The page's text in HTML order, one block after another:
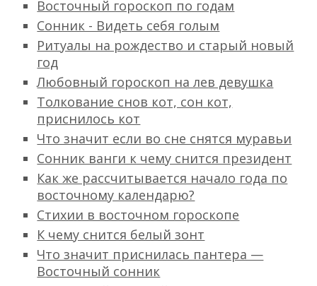
Восточный гороскоп по годам
Сонник - Видеть себя голым
Ритуалы на рождество и старый новый
год
Любовный гороскоп на лев девушка
Толкование снов кот, сон кот,
приснилось кот
Что значит если во сне снятся муравьи
Сонник ванги к чему снится президент
Как же рассчитывается начало года по
восточному календарю?
Стихии в восточном гороскопе
К чему снится белый зонт
Что значит приснилась пантера —
Восточный сонник